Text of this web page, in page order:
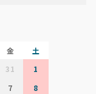
金
土
31
1
7
8